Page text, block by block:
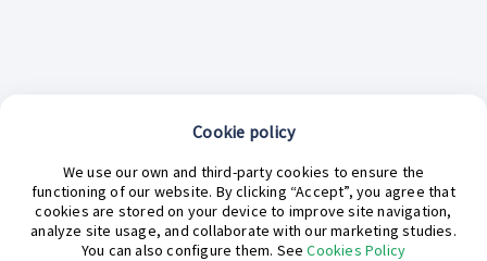
¿En qué podemos ayudarte hoy?
Cookie policy
We use our own and third-party cookies to ensure the
functioning of our website. By clicking “Accept”, you agree that
cookies are stored on your device to improve site navigation,
analyze site usage, and collaborate with our marketing studies.
You can also configure them. SeeCookies Policy